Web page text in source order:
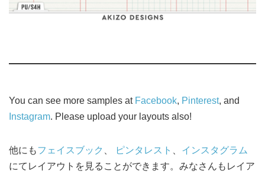
You can see more samples at Facebook, Pinterest, and
Instagram. Please upload your layouts also!
他にもフェイスブック ピンタレスト
インスタグラム
にてレイアウトを見ることができます。みなさんもレイア